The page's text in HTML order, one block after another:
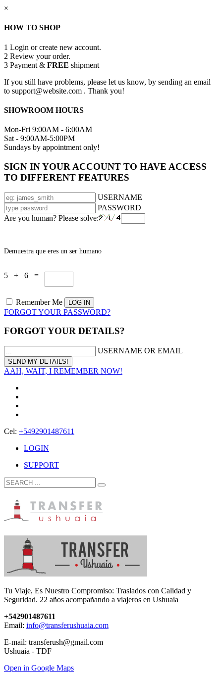
×
HOW TO SHOP
1 Login or create new account.
2 Review your order.
3 Payment & FREE shipment
If you still have problems, please let us know, by sending an email
to support@website.com . Thank you!
SHOWROOM HOURS
Mon-Fri 9:00AM - 6:00AM
Sat - 9:00AM-5:00PM
Sundays by appointment only!
SIGN IN YOUR ACCOUNT TO HAVE ACCESS
TO DIFFERENT FEATURES
USERNAME
PASSWORD
Are you human? Please solve:
Demuestra que eres un ser humano
5 + 6 =
Remember Me
FORGOT YOUR PASSWORD?
FORGOT YOUR DETAILS?
USERNAME OR EMAIL
AAH, WAIT, I REMEMBER NOW!
Cel: +5492901487611
LOGIN
SUPPORT
Tu Viaje, Es Nuestro Compromiso: Traslados con Calidad y
Seguridad. 22 años acompañando a viajeros en Ushuaia
+542901487611
Email: info@transferushuaia.com
E-mail: transferush@gmail.com
Ushuaia - TDF
Open in Google Maps